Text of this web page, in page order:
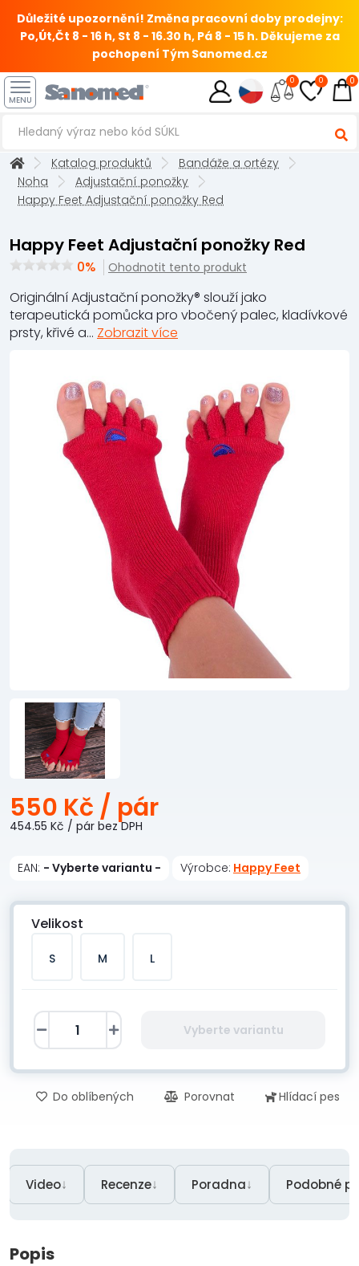
Důležité upozornění! Změna pracovní doby prodejny:
Po,Út,Čt 8 - 16 h, St 8 - 16.30 h, Pá 8 - 15 h. Děkujeme za
pochopení Tým Sanomed.cz
MENU
0 0 0
Katalog produktů
Bandáže a ortézy
Noha
Adjustační ponožky
Happy Feet Adjustační ponožky Red
Happy Feet Adjustační ponožky Red
0% Ohodnotit tento produkt
Originální Adjustační ponožky® slouží jako
terapeutická pomůcka pro vbočený palec, kladívkové
prsty, křivé a... Zobrazit více
550 Kč / pár
454.55 Kč / pár bez DPH
EAN: - Vyberte variantu - Výrobce: Happy Feet
Velikost
S M L
Vyberte variantu
Do oblíbených Porovnat Hlídací pes
Video↓ Recenze↓ Poradna↓ Podobné
Popis